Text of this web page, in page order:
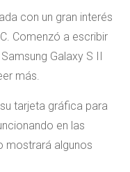
con un gran interés
Comenzó a escribir
Galaxy S II
más.
tarjeta gráfica para
en las
mostrará algunos